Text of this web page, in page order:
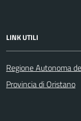
LINK UTILI
Regione Autonoma
Provincia di Oristano